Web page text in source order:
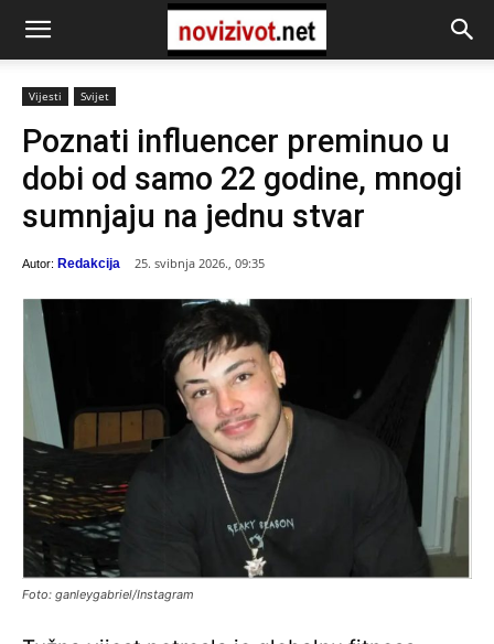
Vijesti Svijet
Poznati influencer preminuo u
dobi od samo 22 godine, mnogi
sumnjaju na jednu stvar
Autor: Redakcija 25. svibnja 2026., 09:35
Foto: ganleygabriel/Instagram